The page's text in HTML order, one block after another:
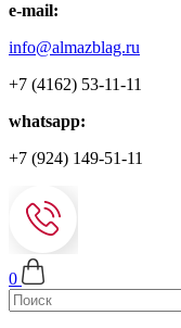
e-mail:
info@almazblag.ru
+7 (4162) 53-11-11
whatsapp:
+7 (924) 149-51-11
0